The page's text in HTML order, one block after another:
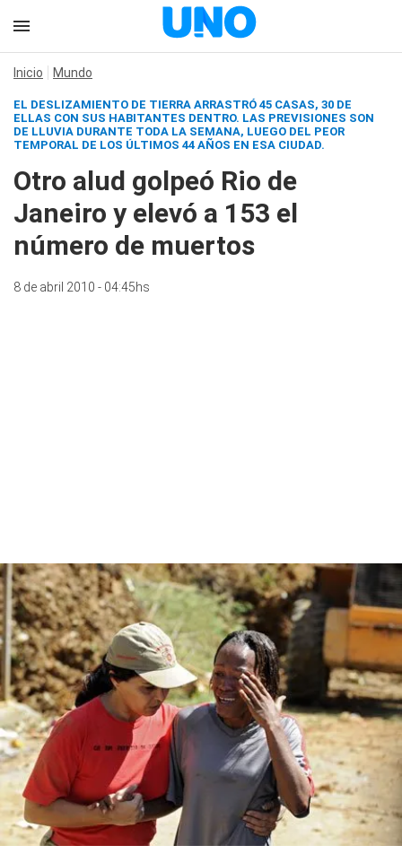
Inicio Mundo
EL DESLIZAMIENTO DE TIERRA ARRASTRÓ 45 CASAS, 30 DE
ELLAS CON SUS HABITANTES DENTRO. LAS PREVISIONES SON
DE LLUVIA DURANTE TODA LA SEMANA, LUEGO DEL PEOR
TEMPORAL DE LOS ÚLTIMOS 44 AÑOS EN ESA CIUDAD.
Otro alud golpeó Rio de
Janeiro y elevó a 153 el
número de muertos
8 de abril 2010 - 04:45hs